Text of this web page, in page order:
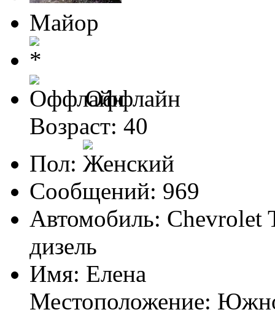
Майор
Оффлайн
Возраст: 40
Пол:
Сообщений: 969
Автомобиль: Chevrolet
дизель
Имя: Елена
Местоположение: